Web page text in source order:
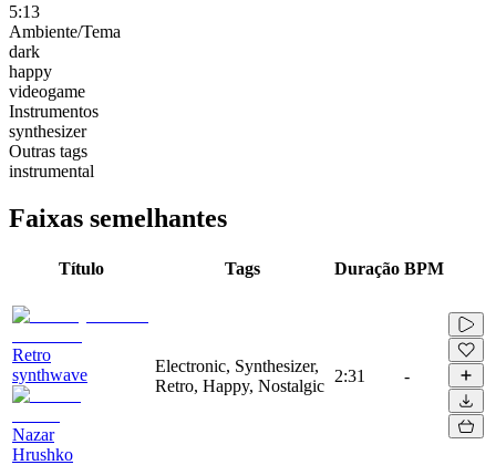
5:13
Ambiente/Tema
dark
happy
videogame
Instrumentos
synthesizer
Outras tags
instrumental
Faixas semelhantes
Título Tags Duração BPM
Retro
synthwave
Nazar
Hrushko
Electronic, Synthesizer,
Retro, Happy, Nostalgic
2:31 -